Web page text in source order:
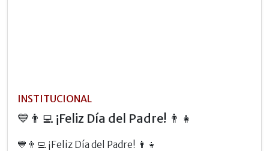
INSTITUCIONAL
💙👨‍💻 ¡Feliz Día del Padre! 👨‍👧
💙👨‍💻 ¡Feliz Día del Padre! 👨‍👧